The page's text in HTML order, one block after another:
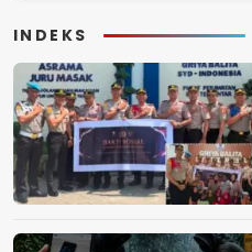
INDEKS